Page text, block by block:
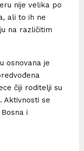
nije velika po
ali to ih ne
na različitim
osnovana je
čiji roditelji su
Aktivnosti se
i